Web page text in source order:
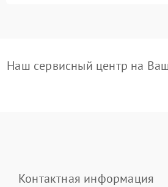
Наш сервисный центр на
Контактная информация